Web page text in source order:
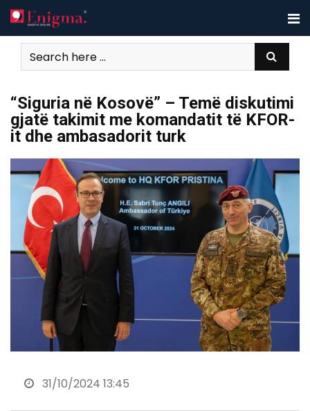
Skip
to
content
“Siguria në Kosovë” – Temë diskutimi
gjatë takimit me komandatit të KFOR-
it dhe ambasadorit turk
31/10/2024 13:45